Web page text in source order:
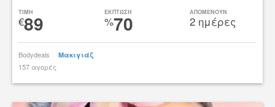
Δες την προσφορά
TIMH
€89 ΕΚΠΤΩΣΗ
%70 ΑΠΟΜΕΝΟΥΝ
2 ημέρες
Bodydeals Μακιγιάζ
157 αγορές
tsibato